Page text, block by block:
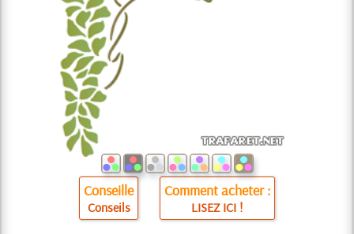
Conseille
Conseils
Comment acheter :
LISEZ ICI !